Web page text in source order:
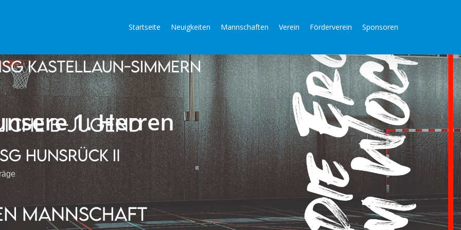
Startseite Neuigkeiten Mannschaften Verein Förderverein Sponsoren
1. Herren